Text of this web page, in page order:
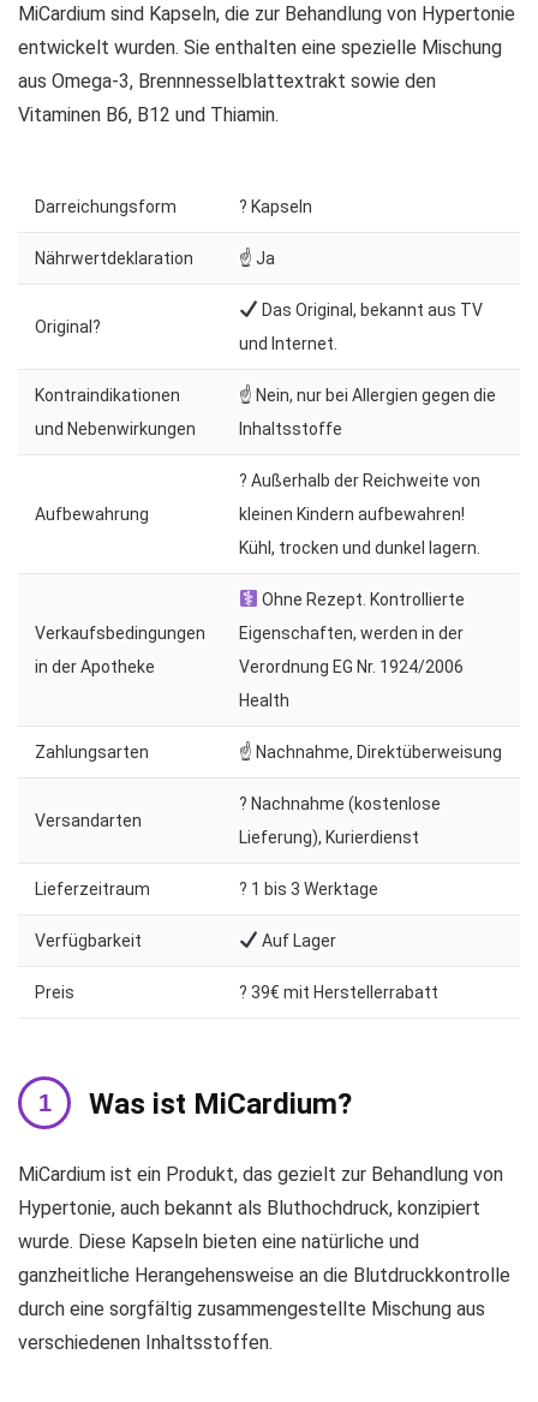
MiCardium sind Kapseln, die zur Behandlung von Hypertonie
entwickelt wurden. Sie enthalten eine spezielle Mischung
aus Omega-3, Brennnesselblattextrakt sowie den
Vitaminen B6, B12 und Thiamin.
Darreichungsform ? Kapseln
Nährwertdeklaration ☝ Ja
Original?
Das Original, bekannt aus TV
und Internet.
Kontraindikationen
und Nebenwirkungen
☝ Nein, nur bei Allergien gegen die
Inhaltsstoffe
Aufbewahrung
? Außerhalb der Reichweite von
kleinen Kindern aufbewahren!
Kühl, trocken und dunkel lagern.
Verkaufsbedingungen
in der Apotheke
Ohne Rezept. Kontrollierte
Eigenschaften, werden in der
Verordnung EG Nr. 1924/2006
Health
Zahlungsarten ☝ Nachnahme, Direktüberweisung
Versandarten
? Nachnahme (kostenlose
Lieferung), Kurierdienst
Lieferzeitraum ?️ 1 bis 3 Werktage
Verfügbarkeit Auf Lager
Preis ? 39€ mit Herstellerrabatt
Was ist MiCardium?
MiCardium ist ein Produkt, das gezielt zur Behandlung von
Hypertonie, auch bekannt als Bluthochdruck, konzipiert
wurde. Diese Kapseln bieten eine natürliche und
ganzheitliche Herangehensweise an die Blutdruckkontrolle
durch eine sorgfältig zusammengestellte Mischung aus
verschiedenen Inhaltsstoffen.